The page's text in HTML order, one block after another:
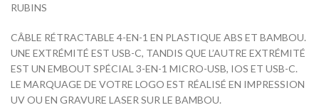
RUBINS
CÂBLE RÉTRACTABLE 4-EN-1 EN PLASTIQUE ABS ET BAMBOU.
UNE EXTRÉMITÉ EST USB-C, TANDIS QUE L’AUTRE EXTRÉMITÉ
EST UN EMBOUT SPÉCIAL 3-EN-1 MICRO-USB, IOS ET USB-C.
LE MARQUAGE DE VOTRE LOGO EST RÉALISÉ EN IMPRESSION
UV OU EN GRAVURE LASER SUR LE BAMBOU.